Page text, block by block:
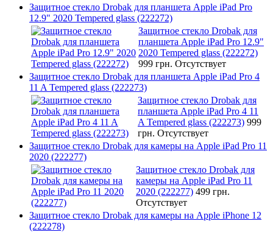
Защитное стекло Drobak для планшета Apple iPad Pro
12.9" 2020 Tempered glass (222272)
Защитное стекло Drobak для
планшета Apple iPad Pro 12.9"
2020 Tempered glass (222272)
999 грн. Отсутствует
Защитное стекло Drobak для планшета Apple iPad Pro 4
11 A Tempered glass (222273)
Защитное стекло Drobak для
планшета Apple iPad Pro 4 11
A Tempered glass (222273) 999
грн. Отсутствует
Защитное стекло Drobak для камеры на Apple iPad Pro 11
2020 (222277)
Защитное стекло Drobak для
камеры на Apple iPad Pro 11
2020 (222277) 499 грн.
Отсутствует
Защитное стекло Drobak для камеры на Apple iPhone 12
(222278)